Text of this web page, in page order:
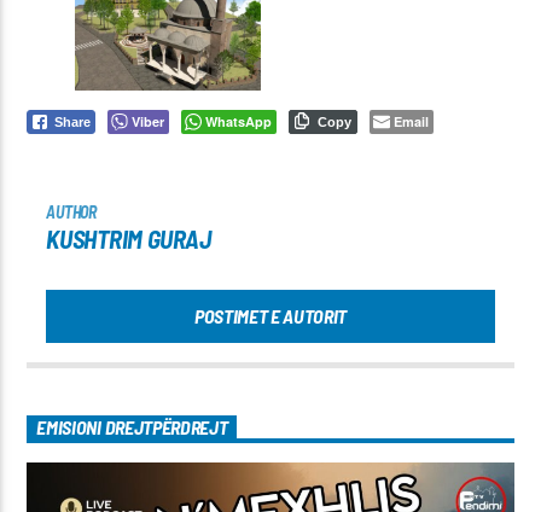
Share Viber WhatsApp Copy Email
AUTHOR
KUSHTRIM GURAJ
POSTIMET E AUTORIT
EMISIONI DREJTPËRDREJT